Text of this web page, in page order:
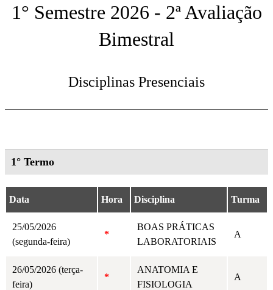
1° Semestre 2026 - 2ª Avaliação
Bimestral
Disciplinas Presenciais
1° Termo
Data Hora Disciplina Turma
25/05/2026
(segunda-feira)
*
BOAS PRÁTICAS
LABORATORIAIS
A
26/05/2026 (terça-
feira)
*
ANATOMIA E
FISIOLOGIA
A